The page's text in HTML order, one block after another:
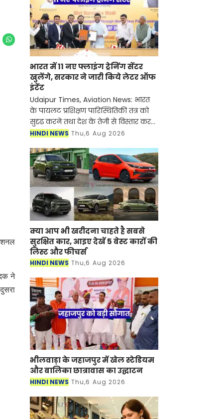
ने
भारत में 11 नए फ्लाइंग ट्रेनिंग सेंटर
खुलेंगे, सरकार ने जारी किये लेटर ऑफ
इंटेंट
Udaipur Times, Aviation News: भारत
के पायलट प्रशिक्षण पारिस्थितिकी तंत्र को
सुदृढ़ करने तथा देश के तेजी से विस्तार कर
रहे नागरिक उड्डयन क्षेत्र को समर्थन देने की
HINDI NEWS Thu,6 Aug 2026
क्या आप भी खरीदना चाहते है सबसे
सुरक्षित कार, आइए देखें 5 बेस्ट कारों की
लिस्ट और फीचर्स
HINDI NEWS Thu,6 Aug 2026
भीलवाड़ा के जहाजपुर में खेल स्टेडियम
और बालिका छात्रावास का उद्घाटन
HINDI NEWS Thu,6 Aug 2026